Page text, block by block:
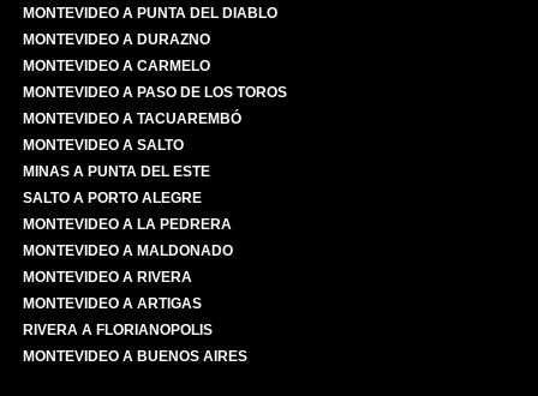
MONTEVIDEO A PUNTA DEL DIABLO
MONTEVIDEO A DURAZNO
MONTEVIDEO A CARMELO
MONTEVIDEO A PASO DE LOS TOROS
MONTEVIDEO A TACUAREMBÓ
MONTEVIDEO A SALTO
MINAS A PUNTA DEL ESTE
SALTO A PORTO ALEGRE
MONTEVIDEO A LA PEDRERA
MONTEVIDEO A MALDONADO
MONTEVIDEO A RIVERA
MONTEVIDEO A ARTIGAS
RIVERA A FLORIANOPOLIS
MONTEVIDEO A BUENOS AIRES